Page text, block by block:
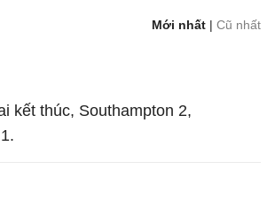
Mới nhất | Cũ nhất
kết thúc, Southampton 2,